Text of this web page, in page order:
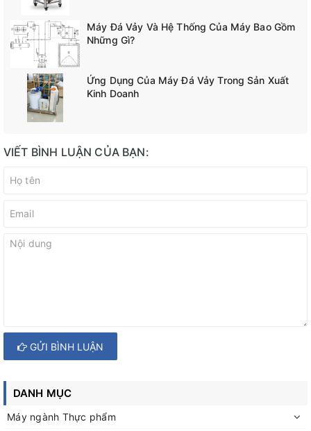
Máy Đá Vảy Và Hệ Thống Của Máy Bao Gồm
Những Gì?
Ứng Dụng Của Máy Đá Vảy Trong Sản Xuất
Kinh Doanh
VIẾT BÌNH LUẬN CỦA BẠN:
GỬI BÌNH LUẬN
DANH MỤC
Máy ngành Thực phẩm